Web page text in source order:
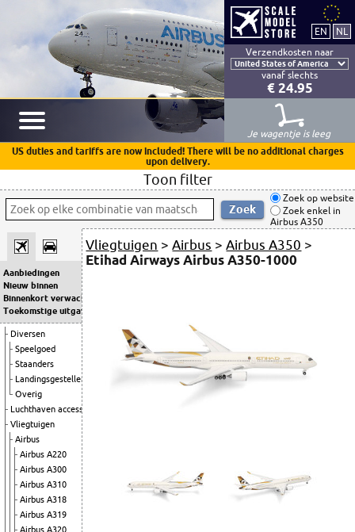
Verzendkosten naar
vanaf slechts
€ 24.95
Je wagentje is leeg
US duties and tariffs are now included! There will be no additional charges
upon delivery.
Toon filter
Zoek op website
Zoek enkel in
Airbus A350
Aanbiedingen
Nieuw binnen
Binnenkort verwacht
Toekomstige uitgaven
Diversen
Speelgoed
Staanders
Landingsgestellen
Overig
Luchthaven accessoires
Vliegtuigen
Airbus
Airbus A220
Airbus A300
Airbus A310
Airbus A318
Airbus A319
Airbus A320
Vliegtuigen >Airbus >Airbus A350 >
Etihad Airways Airbus A350-1000